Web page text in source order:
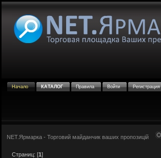
Начало КАТАЛОГ Правила Войти Регистрация
NET.Ярмарка - Торговий майданчик ваших пропозицій
Страниц: [1]